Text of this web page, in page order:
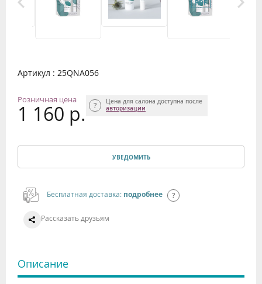
Артикул : 25QNA056
Розничная цена
1 160 р.
Цена для салона доступна после
авторизации
УВЕДОМИТЬ
Бесплатная доставка: подробнее
Рассказать друзьям
Описание